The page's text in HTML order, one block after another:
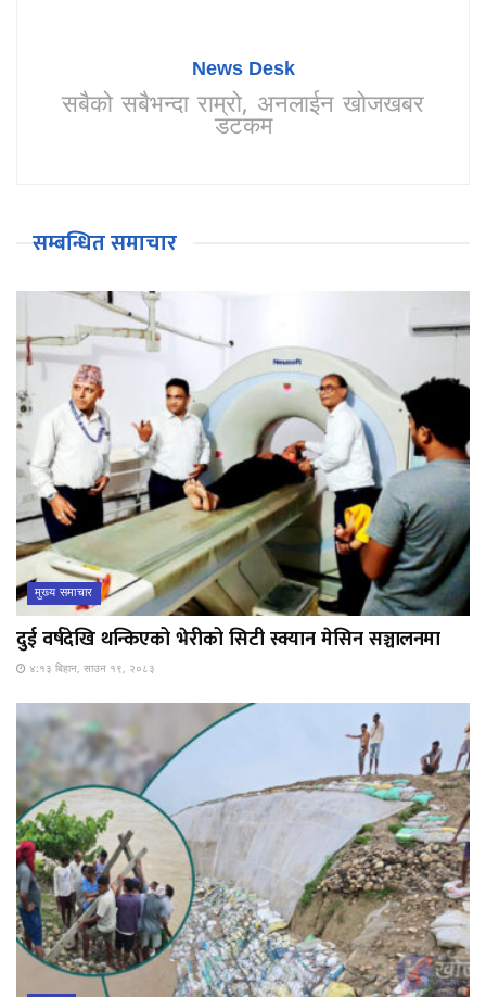
News Desk
सबैको सबैभन्दा राम्रो, अनलाईन खोजखबर
डटकम
सम्बन्धित समाचार
मुख्य समाचार
दुई वर्षदेखि थन्किएको भेरीको सिटी स्क्यान मेसिन सञ्चालनमा
४:१३ बिहान, साउन १९, २०८३